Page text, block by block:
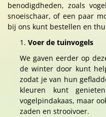
benodigdheden, zoals
snoeischaar, of een paar
bij ons kunt bestellen en
Voer de tuinvogels
We gaven eerder op
de winter door kunt
zodat je van hun
kleuren kunt
vogelpindakaas, maar
zaden en strooivoer.